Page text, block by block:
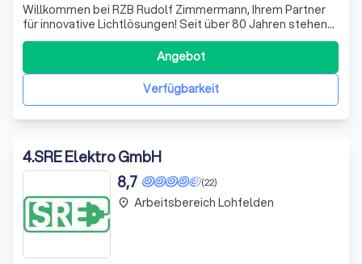
Willkommen bei RZB Rudolf Zimmermann, Ihrem Partner
für innovative Lichtlösungen! Seit über 80 Jahren stehen
wir für höchste Effizienz und exzellente Lichtqualität
„Made in Germany“. Als Familienunternehmen legen wir
großen Wert auf Kontinuität und Nachhaltigkeit, um
langfristige Partnerschaften mit
Verfügbarkeit
Angebot
4.SRE Elektro GmbH
(22)
8,7
place Arbeitsbereich Lohfelden